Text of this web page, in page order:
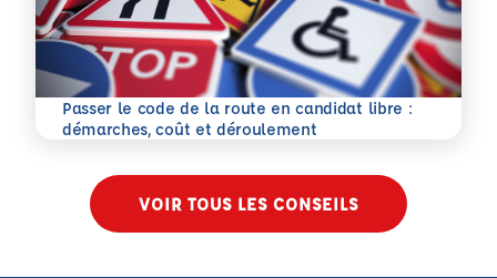
Passer le code de la route en candidat libre :
démarches, coût et déroulement
En savoir plus
VOIR TOUS LES CONSEILS